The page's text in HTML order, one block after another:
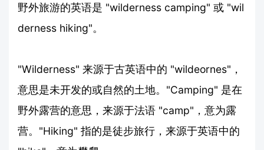
野外旅游的英语是 "wilderness camping" 或 "wil
derness hiking"。
"Wilderness" 来源于古英语中的 "wildeornes"，
意思是未开发的或自然的土地。"Camping" 是在
野外露营的意思，来源于法语 "camp"，意为露
营。"Hiking" 指的是徒步旅行，来源于英语中的